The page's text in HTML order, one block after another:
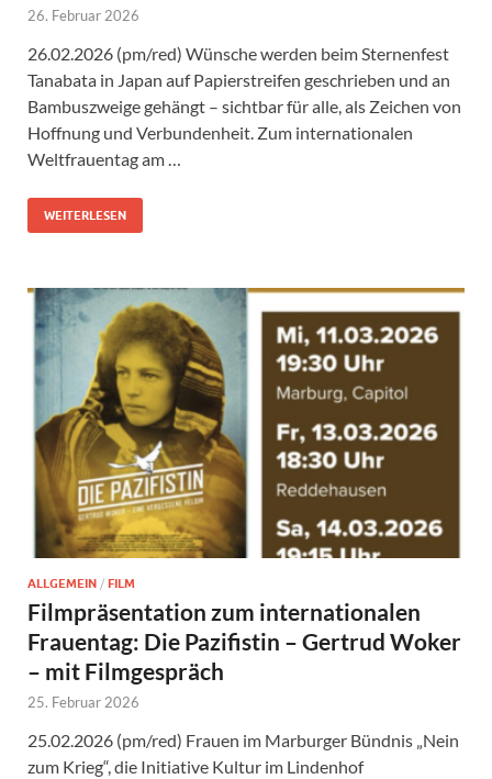
26. Februar 2026
26.02.2026 (pm/red) Wünsche werden beim Sternenfest
Tanabata in Japan auf Papierstreifen geschrieben und an
Bambuszweige gehängt – sichtbar für alle, als Zeichen von
Hoffnung und Verbundenheit. Zum internationalen
Weltfrauentag am …
WEITERLESEN
ALLGEMEIN / FILM
Filmpräsentation zum internationalen
Frauentag: Die Pazifistin – Gertrud Woker
– mit Filmgespräch
25. Februar 2026
25.02.2026 (pm/red) Frauen im Marburger Bündnis „Nein
zum Krieg“, die Initiative Kultur im Lindenhof